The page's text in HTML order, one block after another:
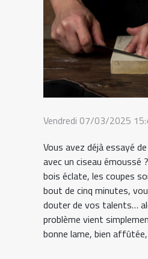
Vendredi 07/03/2025
Vous avez déjà essayé
avec un ciseau émoussé
bois éclate, les coupes
bout de cinq minutes,
douter de vos talents…
problème vient
bonne lame, bien